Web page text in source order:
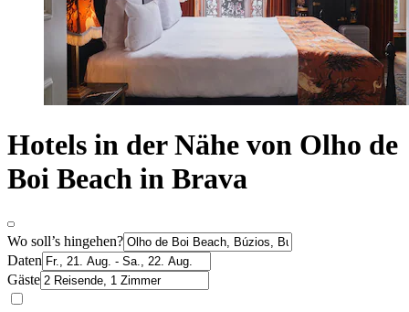
Hotels in der Nähe von Olho de
Boi Beach in Brava
Wo soll’s hingehen?
Daten
Gäste